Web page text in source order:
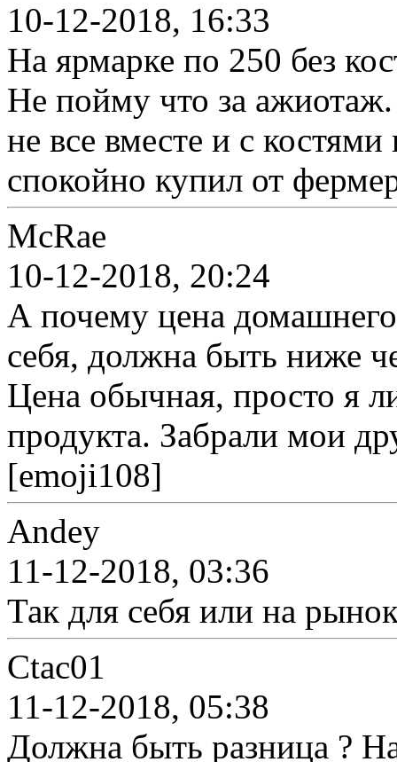
10-12-2018, 16:33
На ярмарке по 250 без
Не пойму что за
не все вместе и с
спокойно купил от
McRae
10-12-2018, 20:24
А почему цена
себя, должна быть ниже
Цена обычная, просто я
продукта. Забрали мои
[emoji108]
Andey
11-12-2018, 03:36
Так для себя или на
Ctac01
11-12-2018, 05:38
Должна быть разница ?